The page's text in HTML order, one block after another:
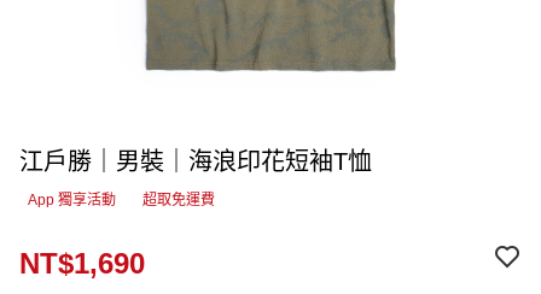
江戶勝｜男裝｜海浪印花短袖T恤
App 獨享活動 超取免運費
NT$1,690